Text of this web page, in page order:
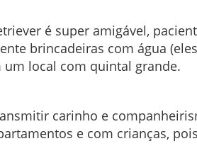
é super amigável,
brincadeiras com água
local com quintal grande.
carinho e
e com crianças,